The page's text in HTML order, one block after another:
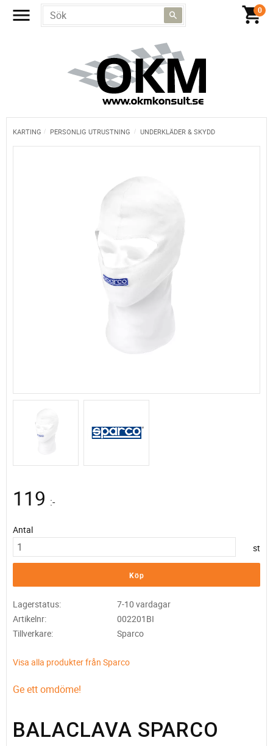
KARTING PERSONLIG UTRUSTNING UNDERKLÄDER & SKYDD
119 :-
Antal
st
Köp
Lagerstatus
7-10 vardagar
Artikelnr
002201BI
Tillverkare
Sparco
Visa alla produkter från Sparco
Ge ett omdöme!
BALACLAVA SPARCO